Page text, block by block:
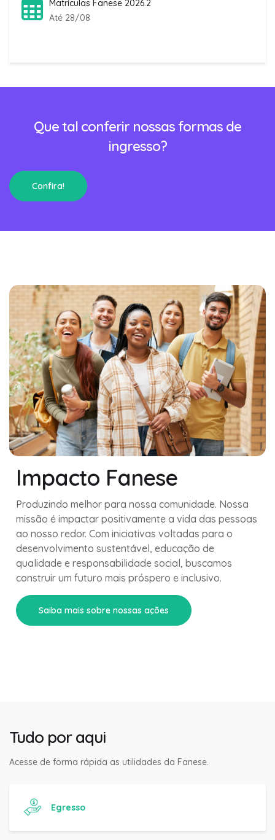
Matrículas Fanese 2026.2
Até 28/08
Que tal conferir nossas formas de
ingresso?
Confira!
Impacto Fanese
Produzindo melhor para nossa comunidade. Nossa
missão é impactar positivamente a vida das pessoas
ao nosso redor. Com iniciativas voltadas para o
desenvolvimento sustentável, educação de
qualidade e responsabilidade social, buscamos
construir um futuro mais próspero e inclusivo.
Saiba mais sobre nossas ações
Tudo por aqui
Acesse de forma rápida as utilidades da Fanese.
Egresso